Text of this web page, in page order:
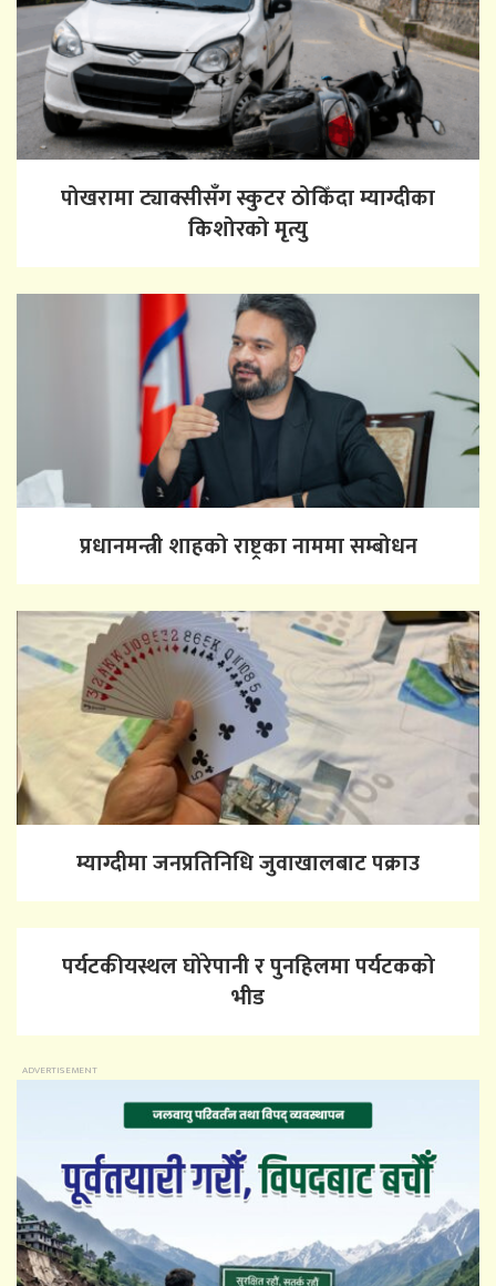
पोखरामा ट्याक्सीसँग स्कुटर ठोकिँदा म्याग्दीका
किशोरको मृत्यु
प्रधानमन्त्री शाहको राष्ट्रका नाममा सम्बोधन
म्याग्दीमा जनप्रतिनिधि जुवाखालबाट पक्राउ
पर्यटकीयस्थल घोरेपानी र पुनहिलमा पर्यटकको
भीड